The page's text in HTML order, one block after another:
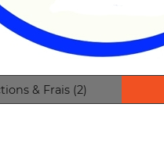
& Frais (2)